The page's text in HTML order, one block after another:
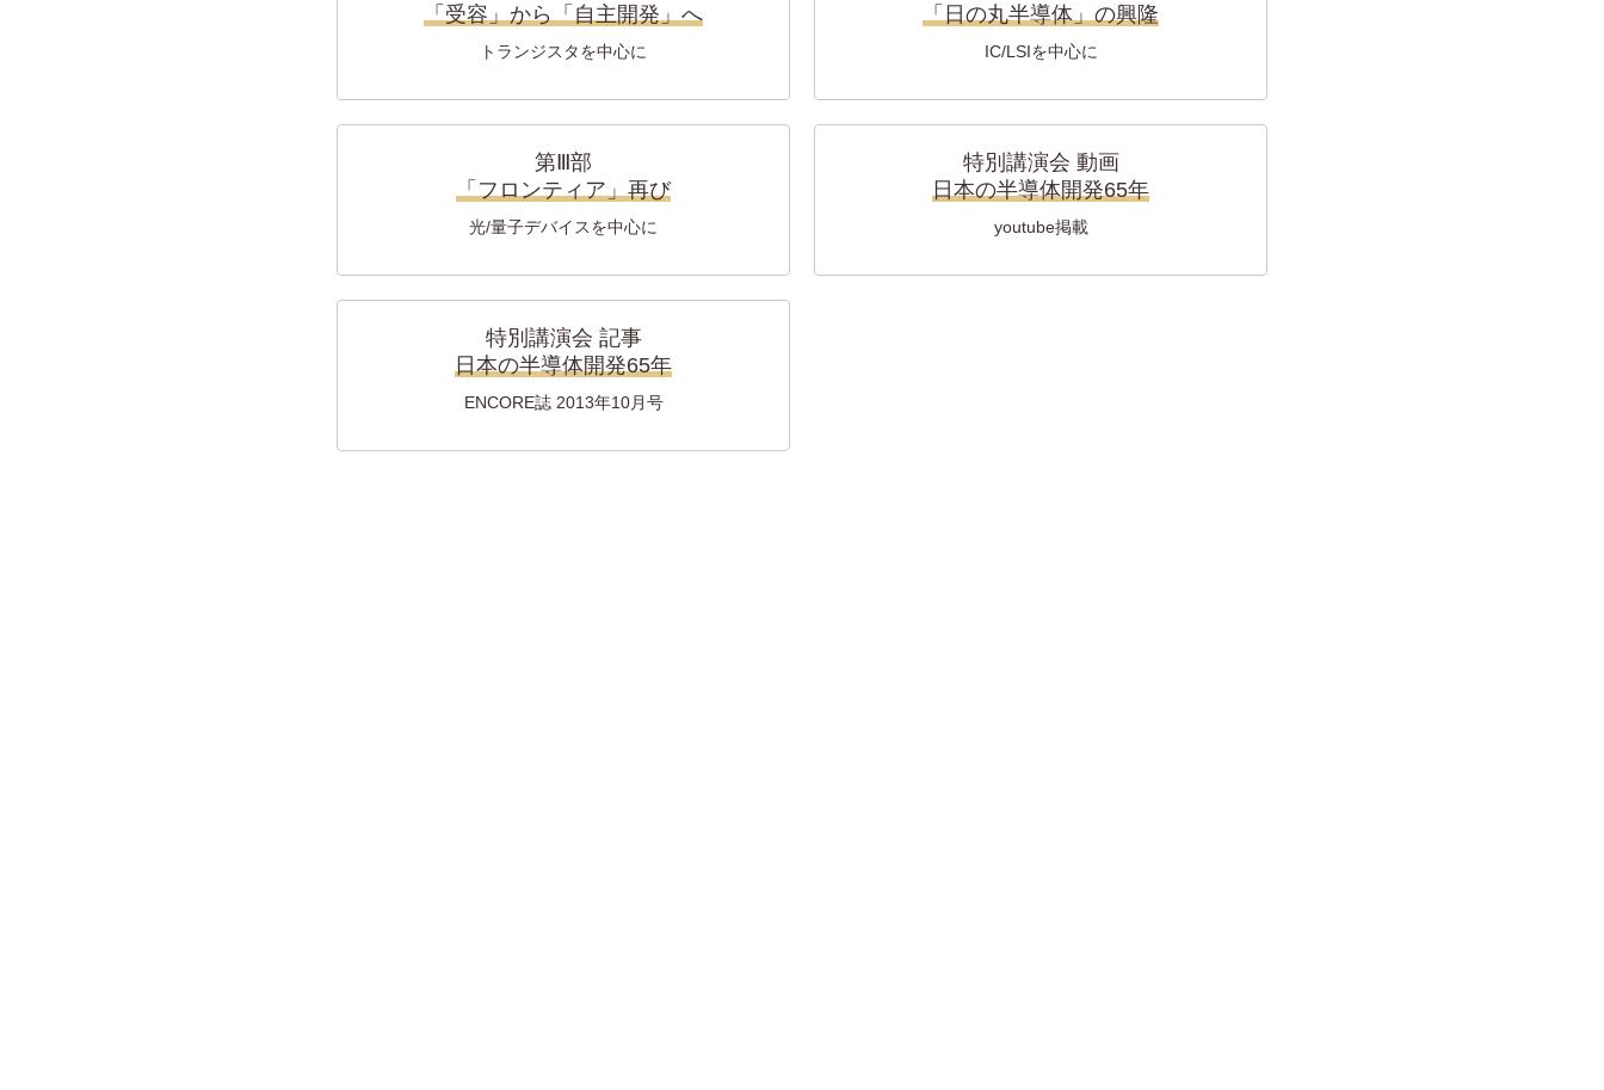
「受容」から「自主開発」へ
トランジスタを中心に
「日の丸半導体」の興隆
IC/LSIを中心に
第Ⅲ部
「フロンティア」再び
光/量子デバイスを中心に
特別講演会 動画
日本の半導体開発65年
youtube掲載
特別講演会 記事
日本の半導体開発65年
ENCORE誌 2013年10月号